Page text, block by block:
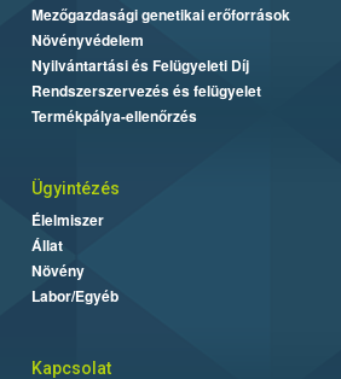
Mezőgazdasági genetikai erőforrások
Növényvédelem
Nyilvántartási és Felügyeleti Díj
Rendszerszervezés és felügyelet
Termékpálya-ellenőrzés
Ügyintézés
Élelmiszer
Állat
Növény
Labor/Egyéb
Kapcsolat